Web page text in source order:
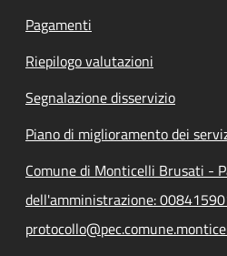
Pagamenti
Riepilogo valutazioni
Segnalazione disservizio
Piano di miglioramento dei
Comune di Monticelli Brusati -
dell'amministrazione: